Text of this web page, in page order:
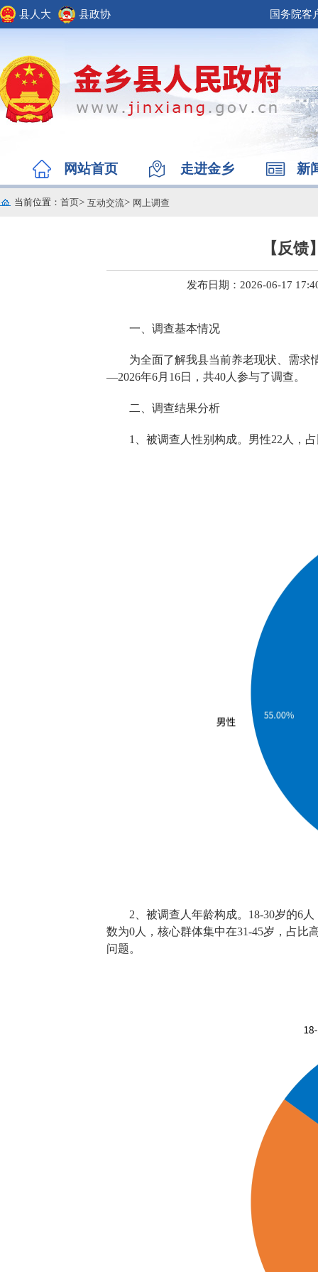
县人大 县政协 国务院客
网站首页 走进金乡 新
当前位置 ： 首页> 互动交流> 网上调查
【反
发布日期：2026-06-17
一、调查基本情况
为全面了解我县当前养老现状、需求
—2026年6月16日，共40人参与了调查。
二、调查结果分析
1、被调查人性别构成。男性22人，
2、被调查人年龄构成。18-30岁的6
数为0人，核心群体集中在31-45岁，占比
问题。